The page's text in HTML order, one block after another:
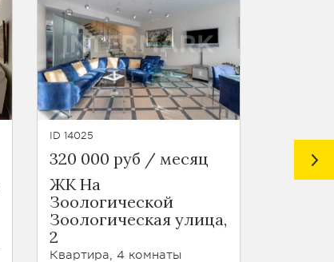
ID 14025
320 000 руб / месяц
ЖК На
Зоологической
Зоологическая улица,
2
Квартира, 4 комнаты
450